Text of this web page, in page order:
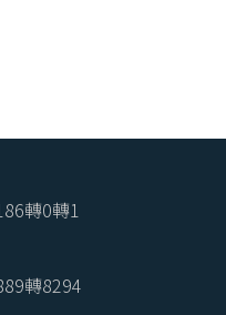
轉0轉1
轉8294